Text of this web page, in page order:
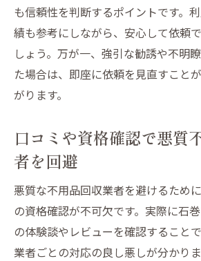
も信頼性を判断するポイントです。
績も参考にしながら、安心して依頼
しょう。万が一、強引な勧誘や不明
た場合は、即座に依頼を見直すこと
がります。
口コミや資格確認で悪質
者を回避
悪質な不用品回収業者を避けるため
の資格確認が不可欠です。実際に石
の体験談やレビューを確認すること
業者ごとの対応の良し悪しが分かり